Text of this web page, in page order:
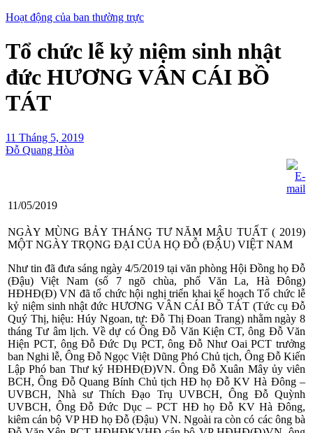
Hoạt động của ban thường trực
Tổ chức lễ kỷ niệm sinh nhật
đức HƯƠNG VÂN CÁI BỒ
TÁT
11 Tháng 5, 2019
Đỗ Quang Hòa
11/05/2019
NGÀY MÙNG BẢY THÁNG TƯ NĂM MẬU TUẤT ( 2019)
MỘT NGÀY TRỌNG ĐẠI CỦA HỌ ĐỖ (ĐẬU) VIỆT NAM
Như tin đã đưa sáng ngày 4/5/2019 tại văn phòng Hội Đồng họ Đỗ
(Đậu) Việt Nam (số 7 ngõ chùa, phố Văn La, Hà Đông)
HĐHĐ(Đ) VN đã tổ chức hội nghị triển khai kế hoạch Tổ chức lễ
kỷ niệm sinh nhật đức HƯƠNG VÂN CÁI BỒ TÁT (Tức cụ Đỗ
Quý Thị, hiệu: Húy Ngoan, tự: Đỗ Thị Đoan Trang) nhằm ngày 8
tháng Tư âm lịch. Về dự có Ông Đỗ Văn Kiện CT, ông Đỗ Văn
Hiện PCT, ông Đỗ Đức Dụ PCT, ông Đỗ Như Oai PCT trưởng
ban Nghi lễ, Ông Đỗ Ngọc Việt Dũng Phó Chủ tịch, Ông Đỗ Kiến
Lập Phó ban Thư ký HĐHĐ(Đ)VN. Ông Đỗ Xuân Mây ủy viên
BCH, Ông Đỗ Quang Bính Chủ tịch HĐ họ Đỗ KV Hà Đông –
UVBCH, Nhà sư Thích Đạo Trụ UVBCH, Ông Đỗ Quỳnh
UVBCH, Ông Đỗ Đức Dục – PCT HĐ họ Đỗ KV Hà Đông,
kiêm cán bộ VP HĐ họ Đỗ (Đậu) VN. Ngoài ra còn có các ông bà